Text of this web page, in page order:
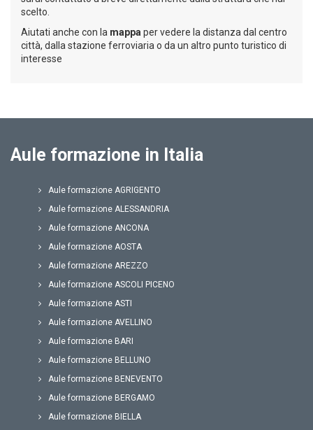
scelto.
Aiutati anche con la mappa per vedere la distanza dal centro
città, dalla stazione ferroviaria o da un altro punto turistico di
interesse
Aule formazione in Italia
Aule formazione AGRIGENTO
Aule formazione ALESSANDRIA
Aule formazione ANCONA
Aule formazione AOSTA
Aule formazione AREZZO
Aule formazione ASCOLI PICENO
Aule formazione ASTI
Aule formazione AVELLINO
Aule formazione BARI
Aule formazione BELLUNO
Aule formazione BENEVENTO
Aule formazione BERGAMO
Aule formazione BIELLA